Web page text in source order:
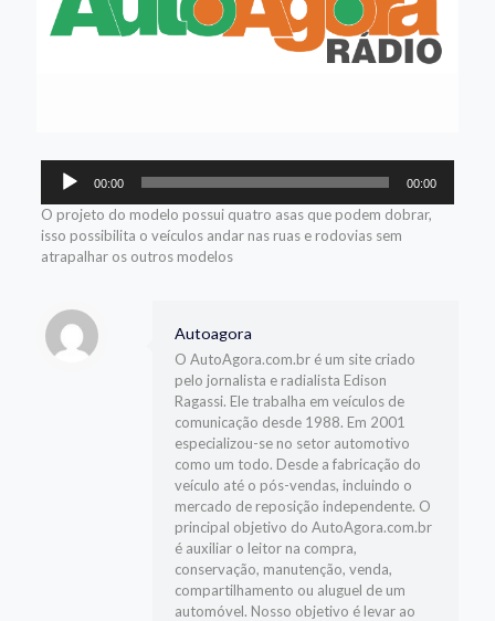
Tocador
áudio
00:00 00:00
O projeto do modelo possui quatro asas que podem dobrar,
isso possibilita o veículos andar nas ruas e rodovias sem
atrapalhar os outros modelos
Autoagora
O AutoAgora.com.br é um site criado
pelo jornalista e radialista Edison
Ragassi. Ele trabalha em veículos de
comunicação desde 1988. Em 2001
especializou-se no setor automotivo
como um todo. Desde a fabricação do
veículo até o pós-vendas, incluindo o
mercado de reposição independente. O
principal objetivo do AutoAgora.com.br
é auxiliar o leitor na compra,
conservação, manutenção, venda,
compartilhamento ou aluguel de um
automóvel. Nosso objetivo é levar ao